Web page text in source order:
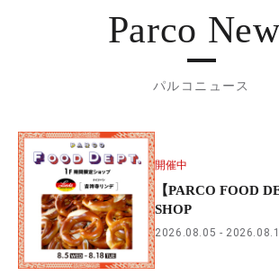
Parco
パルコニュース
開催中
【PARCO FOOD
SHOP
2026.08.05